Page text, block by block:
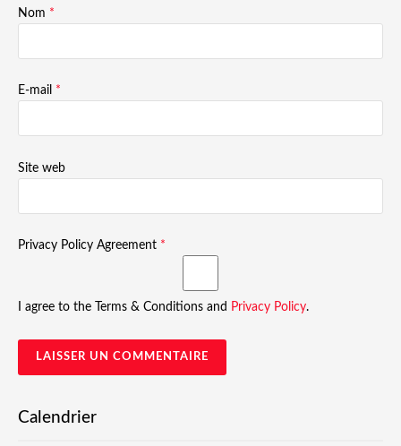
Nom *
E-mail *
Site web
Privacy Policy Agreement *
I agree to the Terms & Conditions and Privacy Policy.
Calendrier